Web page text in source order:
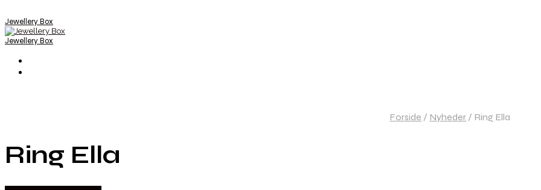
Jewellery Box
Jewellery Box
Forside / Nyheder / Ring Ella
Ring Ella